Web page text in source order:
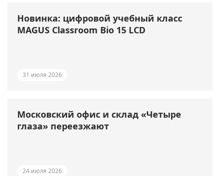
Новинка: цифровой учебный класс
MAGUS Classroom Bio 15 LCD
31 июля 2026
Московский офис и склад «Четыре
глаза» переезжают
24 июля 2026